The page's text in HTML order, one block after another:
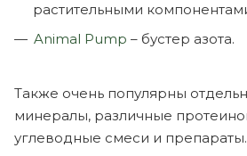
растительными
Animal Pump – бустер азота.
Также очень популярны
минералы, различные
углеводные смеси и